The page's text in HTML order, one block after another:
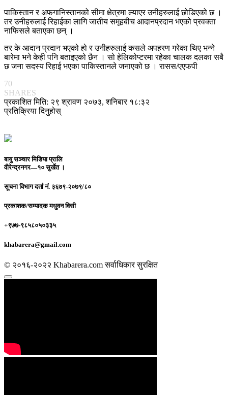
पाकिस्तान र अफगानिस्तानको सीमा क्षेत्रमा ल्याएर उनीहरुलाई छोडिएको छ ।
तर उनीहरुलाई रिहाईका लागि जातीय समूहबीच आदानप्रदान भएको प्रवक्ता
नाफिसले बताएका छन् ।
तर के आदान प्रदान भएको हो र उनीहरुलाई कसले अपहरण गरेका थिए भन्ने
बारेमा भने केही पनि बताइएको छैन । सो हेलिकोप्टरमा रहेका चालक दलका सबै
छ जना सदस्य रिहाई भएका पाकिस्तानले जनाएको छ । रासस/एएफपी
70
SHARES
प्रकाशित मिति: २९ श्रावण २०७३, शनिबार १८:३२
प्रतिक्रिया दिनुहोस्
बायु सञ्चार मिडिया प्रालि
वीरेन्द्रनगर—१० सुर्खेत ।
सूचना विभाग दर्ता नं. ३६७९-२०७९/८०
प्रकाशक/सम्पादकमधुवन विसी
+९७७-९८५८०५०३३५
khabarera@gmail.com
© २०१६-२०२२ Khabarera.com सर्वाधिकार सुरक्षित